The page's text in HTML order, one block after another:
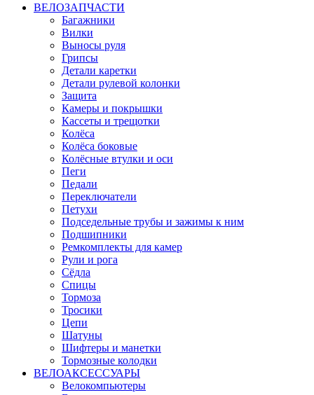
ВЕЛОЗАПЧАСТИ
Багажники
Вилки
Выносы руля
Грипсы
Детали каретки
Детали рулевой колонки
Защита
Камеры и покрышки
Кассеты и трещотки
Колёса
Колёса боковые
Колёсные втулки и оси
Пеги
Педали
Переключатели
Петухи
Подседельные трубы и зажимы к ним
Подшипники
Ремкомплекты для камер
Рули и рога
Сёдла
Спицы
Тормоза
Тросики
Цепи
Шатуны
Шифтеры и манетки
Тормозные колодки
ВЕЛОАКСЕССУАРЫ
Велокомпьютеры